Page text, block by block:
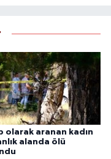
olarak aranan kadın
alanda ölü